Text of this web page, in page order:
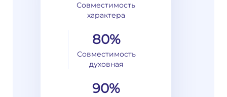
Совместимость
характера
80%
Совместимость
духовная
90%